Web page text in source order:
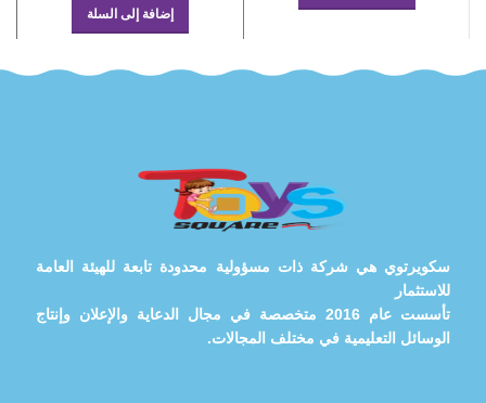
إضافة إلى السلة
سكويرتوي هي شركة ذات مسؤولية محدودة تابعة للهيئة العامة
للاستثمار
تأسست عام 2016 متخصصة في مجال الدعاية والإعلان وإنتاج
الوسائل التعليمية في مختلف المجالات.